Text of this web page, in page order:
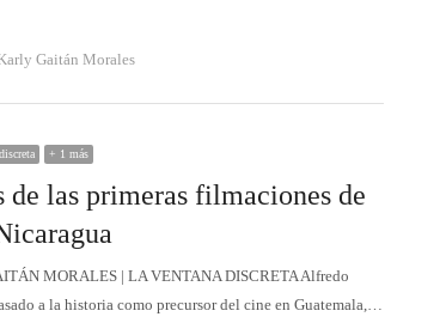
Gaitán Morales
+ 1 más
de las primeras filmaciones de
MORALES | LA VENTANA DISCRETA Alfredo
a la historia como precursor del cine en Guatemala,…